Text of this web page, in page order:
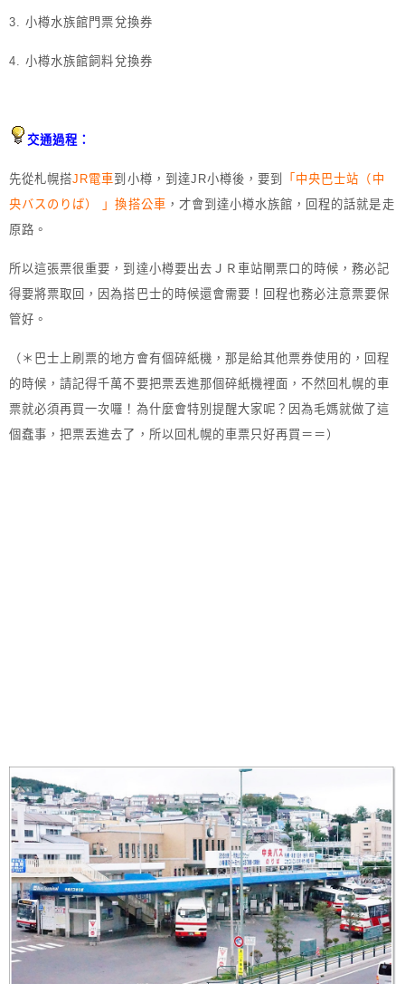
3. 小樽水族館門票兌換券
4. 小樽水族館飼料兌換券
交通過程：
先從札幌搭JR電車到小樽，到達JR小樽後，要到
「中央巴士站（中
央バスのりば） 」換搭公車 ，才會到達小樽水族館，回程的話就是走
原路。
所以這張票很重要，到達小樽要出去ＪＲ車站閘票口的時候，務必記
得要將票取回，因為搭巴士的時候還會需要！回程也務必注意票要保
管好。
（＊巴士上刷票的地方會有個碎紙機，那是給其他票券使用的，回程
的時候，請記得千萬不要把票丟進那個碎紙機裡面，不然回札幌的車
票就必須再買一次囉！為什麼會特別提醒大家呢？因為毛媽就做了這
個蠢事，把票丟進去了，所以回札幌的車票只好再買＝＝）